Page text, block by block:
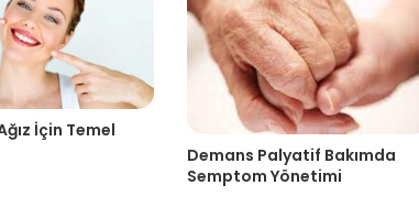
İçin Temel
Demans Palyatif Bakımda
Semptom Yönetimi